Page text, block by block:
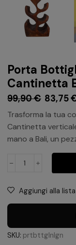
Porta
Cantinetta
99,90€ 83,75
Trasforma la tua
Cantinetta
mano a Bali, un
Aggiungi alla
SKU: prtbttglnlgn